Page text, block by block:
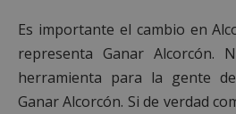
Es importante el cambio en
representa Ganar Alcorcón.
herramienta para la gente
Ganar Alcorcón. Si de verdad